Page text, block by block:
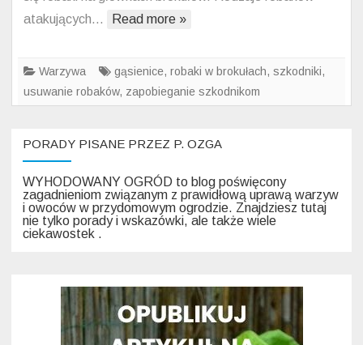
w
atakujących…
Read more »
Warzywa gąsienice, robaki w brokułach, szkodniki,
usuwanie robaków, zapobieganie szkodnikom
PORADY PISANE PRZEZ P. OZGA
WYHODOWANY OGRÓD to blog poświęcony
zagadnieniom związanym z prawidłową uprawą warzyw
i owoców w przydomowym ogrodzie. Znajdziesz tutaj
nie tylko porady i wskazówki, ale także wiele
ciekawostek .